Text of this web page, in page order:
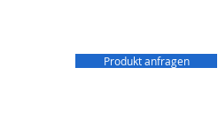
Produkt anfragen